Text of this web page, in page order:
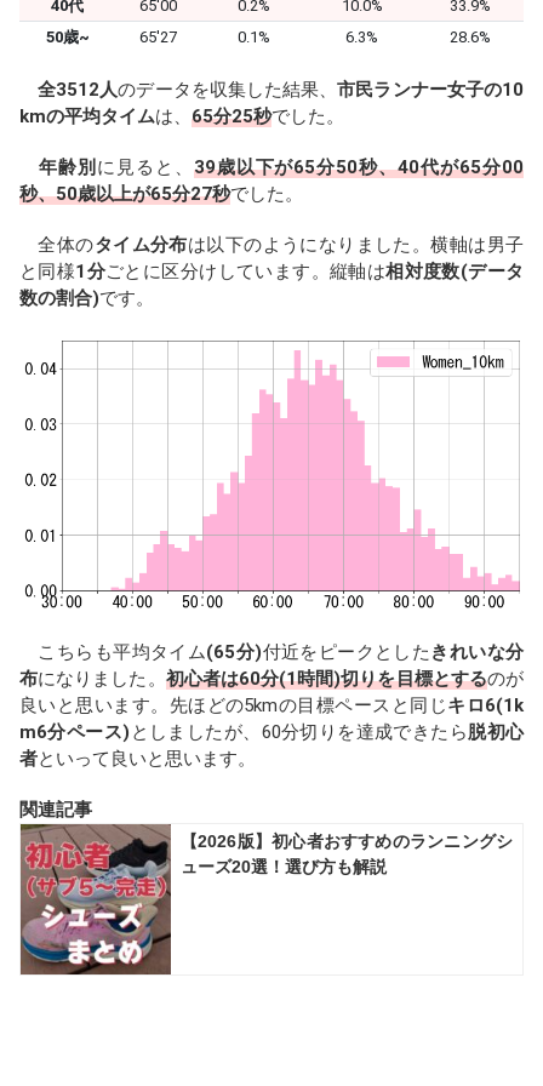
40代 65'00 0.2% 10.0%
33.9%
50歳~
65'27 0.1% 6.3% 28.6%
全3512人のデータを収集した結果、市民ランナー女子の10
kmの平均タイムは、 65分25秒でした。
年齢別 に見ると、 39歳以下が65分50秒、40代が65分00
秒、50歳以上が65分27秒でした。
全体のタイム分布は以下のようになりました。横軸は男子
と同様1分ごとに区分けしています。縦軸は相対度数(データ
数の割合)です。
こちらも平均タイム(65分)付近をピークとした きれいな分
布になりました。 初心者は60分(1時間)切りを目標とするのが
良いと思います。先ほどの5kmの目標ペースと同じキロ6(1k
m6分ペース) としましたが、60分切りを達成できたら脱初心
者といって良いと思います。
関連記事
【2026版】初心者おすすめのランニングシ
ューズ20選！選び方も解説